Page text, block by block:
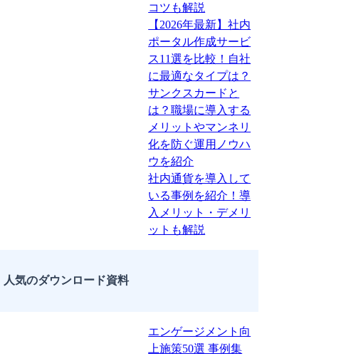
コツも解説
【2026年最新】社内
ポータル作成サービ
ス11選を比較！自社
に最適なタイプは？
サンクスカードと
は？職場に導入する
メリットやマンネリ
化を防ぐ運用ノウハ
ウを紹介
社内通貨を導入して
いる事例を紹介！導
入メリット・デメリ
ットも解説
人気のダウンロード資料
エンゲージメント向
上施策50選 事例集